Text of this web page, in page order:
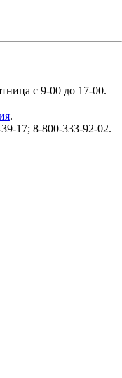
с 9-00 до 17-00.
.
17; 8-800-333-92-02.